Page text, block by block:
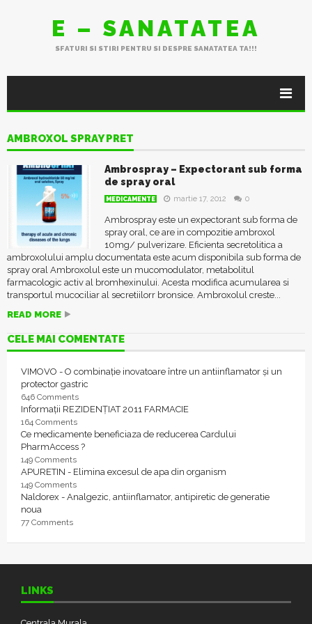
E – SANATATEA
SFATURI SI STIRI PENTRU SI DESPRE SANATATEA TA!!!
AMBROXOL SPRAY PRET
Ambrospray – Expectorant sub forma
de spray oral
MEDICAMENTE martie 17, 2012 0
Ambrospray este un expectorant sub forma de
spray oral, ce are in compozitie ambroxol
10mg/ pulverizare. Eficienta secretolitica a
ambroxolului amplu documentata este acum disponibila sub forma de
spray oral Ambroxolul este un mucomodulator, metabolitul
farmacologic activ al bromhexinului. Acesta modifica acumularea si
transportul mucociliar al secretiilorr bronsice. Ambroxolul creste...
READ MORE
CELE MAI COMENTATE
VIMOVO - O combinație inovatoare între un antiinflamator și un
protector gastric
646 Comments
Informații REZIDENȚIAT 2011 FARMACIE
164 Comments
Ce medicamente beneficiaza de reducerea Cardului
PharmAccess ?
149 Comments
APURETIN - Elimina excesul de apa din organism
149 Comments
Naldorex - Analgezic, antiinflamator, antipiretic de generatie
noua
77 Comments
LINKS